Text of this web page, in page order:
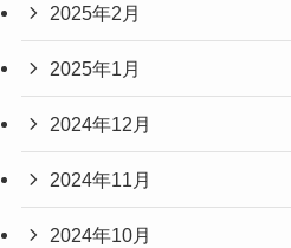
2025年2月
2025年1月
2024年12月
2024年11月
2024年10月